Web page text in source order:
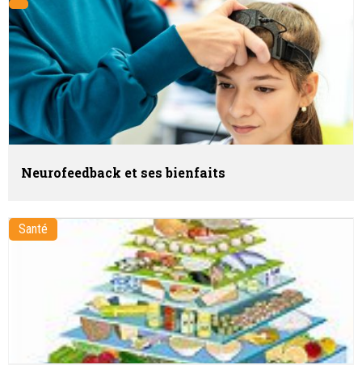
Neurofeedback et ses bienfaits
Santé